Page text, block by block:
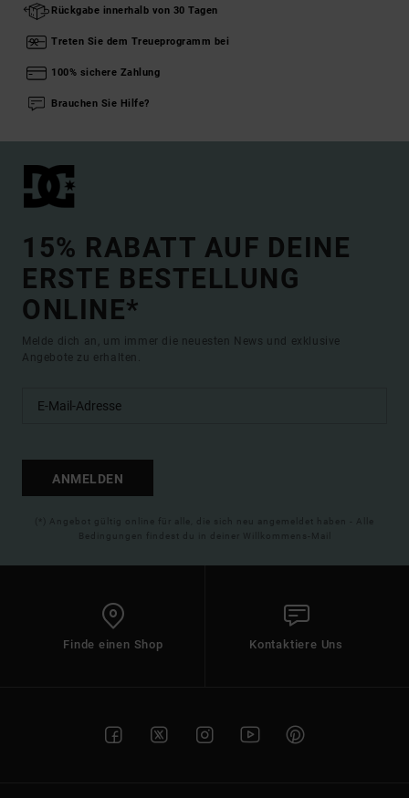
Rückgabe innerhalb von 30 Tagen
Treten Sie dem Treueprogramm bei
100% sichere Zahlung
Brauchen Sie Hilfe?
15% RABATT AUF DEINE
ERSTE BESTELLUNG
ONLINE*
Melde dich an, um immer die neuesten News und exklusive
Angebote zu erhalten.
ANMELDEN
(*) Angebot gültig online für alle, die sich neu angemeldet haben - Alle
Bedingungen findest du in deiner Willkommens-Mail
Finde einen Shop Kontaktiere Uns